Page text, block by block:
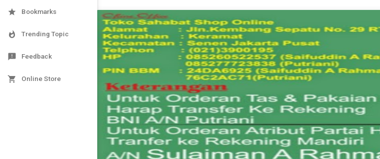
 Bookmarks
 Trending Topic
 Feedback
 Online Store